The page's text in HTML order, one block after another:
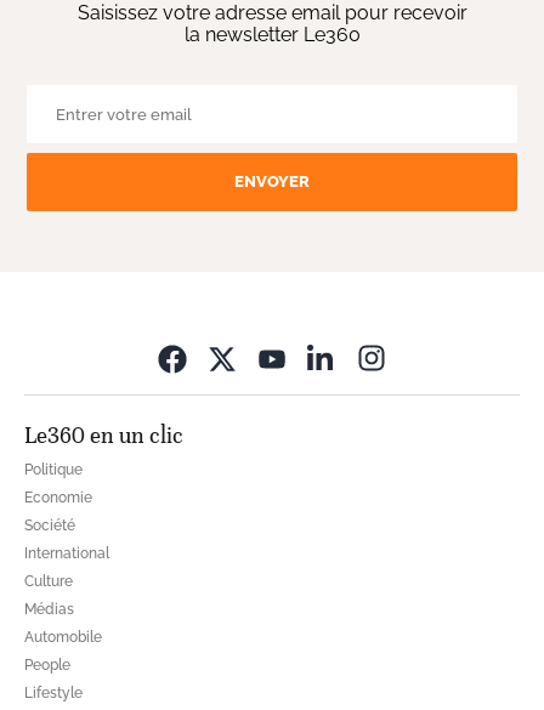
Saisissez votre adresse email pour recevoir
la newsletter Le360
ENVOYER
Le360 en un clic
Politique
Economie
Société
International
Culture
Médias
Automobile
People
Lifestyle